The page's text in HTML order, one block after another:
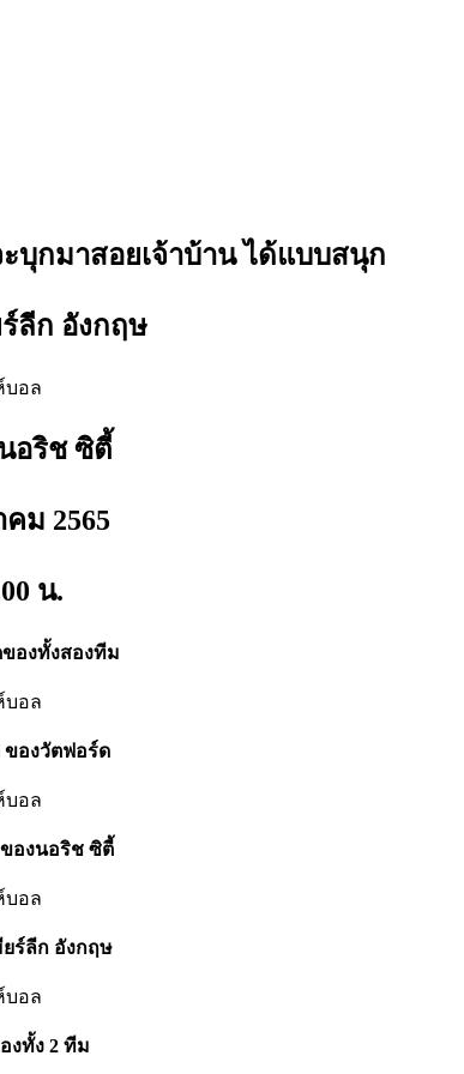
บุกมาสอยเจ้าบ้าน ได้แบบสนุก
ร์ลีก อังกฤษ
อริช ซิตี้
คม 2565
น.
องทั้งสองทีม
ของวัตฟอร์ด
องนอริช ซิตี้
ยร์ลีก อังกฤษ
งทั้ง 2 ทีม